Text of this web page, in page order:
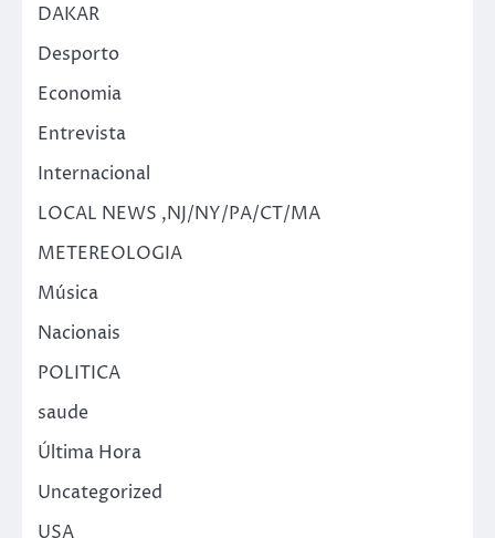
DAKAR
Desporto
Economia
Entrevista
Internacional
LOCAL NEWS ,NJ/NY/PA/CT/MA
METEREOLOGIA
Música
Nacionais
POLITICA
saude
Última Hora
Uncategorized
USA